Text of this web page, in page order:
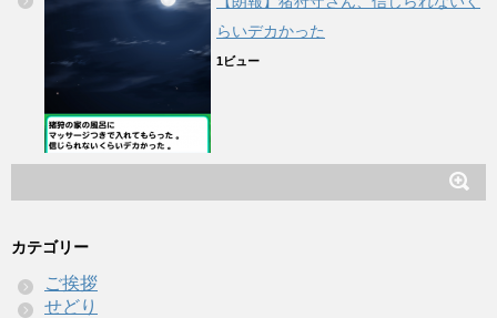
らいデカかった
1ビュー
カテゴリー
ご挨拶
せどり